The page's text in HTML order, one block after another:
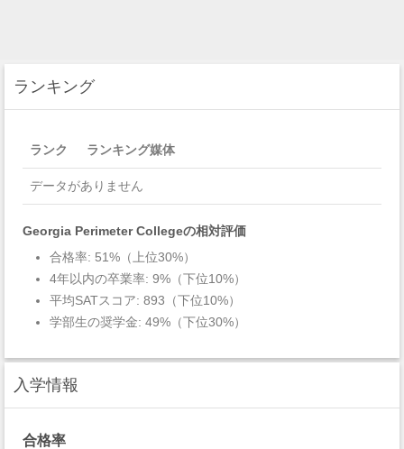
ランキング
ランク ランキング媒体
データがありません
Georgia Perimeter Collegeの相対評価
合格率: 51%（上位30%）
4年以内の卒業率: 9%（下位10%）
平均SATスコア: 893（下位10%）
学部生の奨学金: 49%（下位30%）
入学情報
合格率